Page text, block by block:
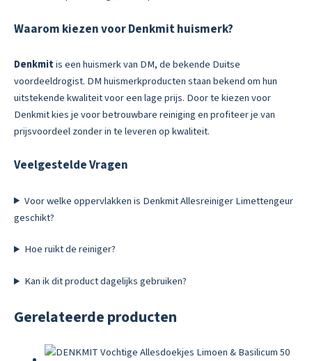
Waarom kiezen voor Denkmit huismerk?
Denkmitis een huismerk van DM, de bekende Duitse
voordeeldrogist. DM huismerkproducten staan bekend om hun
uitstekende kwaliteit voor een lage prijs. Door te kiezen voor
Denkmit kies je voor betrouwbare reiniging en profiteer je van
prijsvoordeel zonder in te leveren op kwaliteit.
Veelgestelde Vragen
Voor welke oppervlakken is Denkmit Allesreiniger Limettengeur
geschikt?
Hoe ruikt de reiniger?
Kan ik dit product dagelijks gebruiken?
Gerelateerde producten